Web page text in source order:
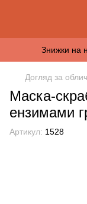
Знижки на
Догляд за
Маска-
ензимами
Артикул: 1528